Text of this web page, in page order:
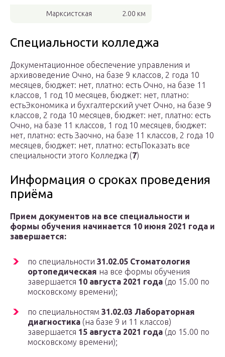
Марксистская 2.00 км
Специальности колледжа
Документационное обеспечение управления и
архивоведение Очно, на базе 9 классов, 2 года 10
месяцев, бюджет: нет, платно: есть Очно, на базе 11
классов, 1 год 10 месяцев, бюджет: нет, платно:
естьЭкономика и бухгалтерский учет Очно, на базе 9
классов, 2 года 10 месяцев, бюджет: нет, платно: есть
Очно, на базе 11 классов, 1 год 10 месяцев, бюджет:
нет, платно: есть Заочно, на базе 11 классов, 2 года 10
месяцев, бюджет: нет, платно: естьПоказать все
специальности этого Колледжа (7)
Информация о сроках проведения
приёма
Прием документов на все специальности и
формы обучения начинается 10 июня 2021 года и
завершается:
по специальности 31.02.05 Стоматология
ортопедическая на все формы обучения
завершается 10 августа 2021 года (до 15.00 по
московскому времени);
по специальностям 31.02.03 Лабораторная
диагностика (на базе 9 и 11 классов)
завершается 15 августа 2021 года (до 15.00 по
московскому времени);